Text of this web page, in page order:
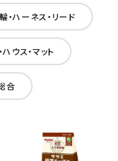
・ハーネス・リード
ハウス・マット
合